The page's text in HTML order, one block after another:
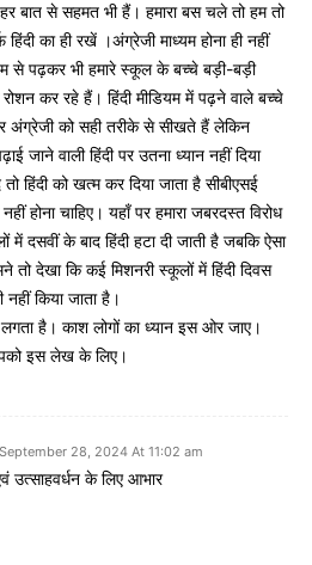
बात से सहमत भी हैं। हमारा बस चले तो हम तो
हिंदी का ही रखें ।अंग्रेजी माध्यम होना ही नहीं
से पढ़कर भी हमारे स्कूल के बच्चे बड़ी-बड़ी
कर रहे हैं। हिंदी मीडियम में पढ़ने वाले बच्चे
अंग्रेजी को सही तरीके से सीखते हैं लेकिन
जाने वाली हिंदी पर उतना ध्यान नहीं दिया
हिंदी को खत्म कर दिया जाता है सीबीएसई
होना चाहिए। यहाँ पर हमारा जबरदस्त विरोध
में दसवीं के बाद हिंदी हटा दी जाती है जबकि ऐसा
तो देखा कि कई मिशनरी स्कूलों में हिंदी दिवस
नहीं किया जाता है।
है। काश लोगों का ध्यान इस ओर जाए।
इस लेख के लिए।
September 28, 2024 At 11:02 am
उत्साहवर्धन के लिए आभार